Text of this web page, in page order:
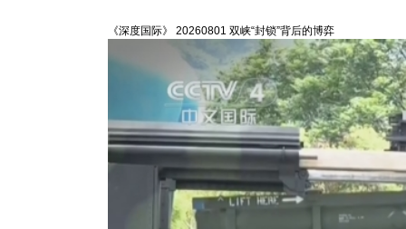
《深度国际》 20260801 双峡“封锁”背后的博弈